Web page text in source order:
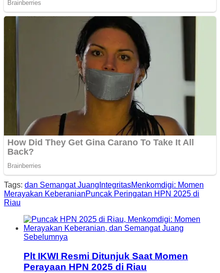
Tags: dan Semangat Juang IntegritasMenkomdigi: Momen
Merayakan KeberanianPuncak Peringatan HPN 2025 di
Riau
Sebelumnya
Plt IKWI Resmi Ditunjuk Saat Momen
Perayaan HPN 2025 di Riau